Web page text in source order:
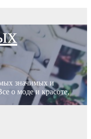
значимых и
о моде и красоте,